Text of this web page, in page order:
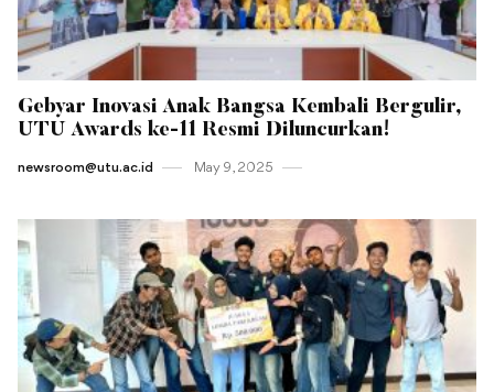
Gebyar Inovasi Anak Bangsa Kembali Bergulir,
UTU Awards ke-11 Resmi Diluncurkan!
newsroom@utu.ac.id May 9 , 2025